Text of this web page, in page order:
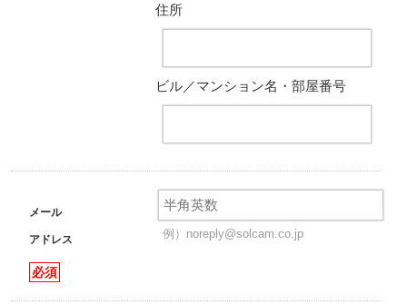
住所
ビル／マンション名・部屋番号
メール
アドレス
必須
例）noreply@solcam.co.jp